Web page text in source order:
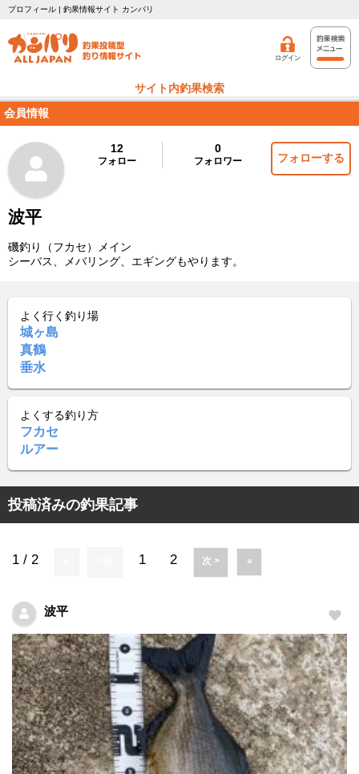
プロフィール | 釣果情報サイト カンパリ
ログイン
サイト内釣果検索
会員情報
12
フォロー
0
フォロワー フォローする
波平
磯釣り（フカセ）メイン
シーバス、メバリング、エギングもやります。
よく行く釣り場
城ヶ島
真鶴
垂水
よくする釣り方
フカセ
ルアー
投稿済みの釣果記事
1 / 2 1 2 次 > »
波平